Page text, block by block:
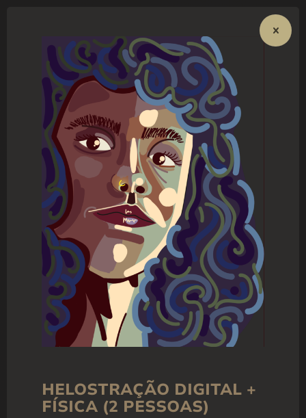
Helostração (1 pessoa)
R$80,00
HELOSTRAÇÃO DIGITAL +
FÍSICA (2 PESSOAS)